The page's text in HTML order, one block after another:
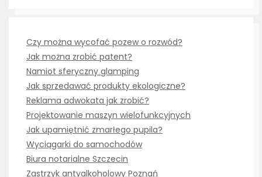
Czy można wycofać pozew o rozwód?
Jak można zrobić patent?
Namiot sferyczny glamping
Jak sprzedawać produkty ekologiczne?
Reklama adwokata jak zrobić?
Projektowanie maszyn wielofunkcyjnych
Jak upamiętnić zmarłego pupila?
Wyciągarki do samochodów
Biura notarialne Szczecin
Zastrzyk antyalkoholowy Poznań